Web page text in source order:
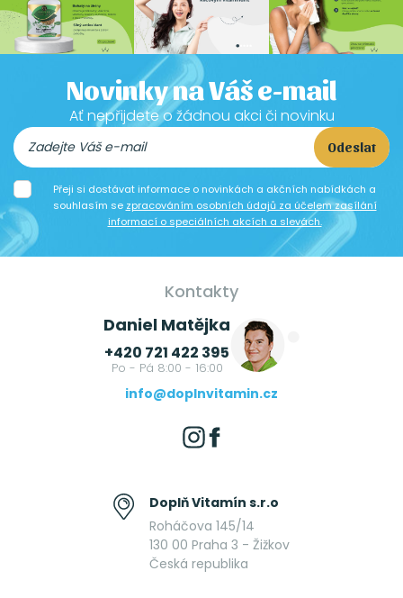
Novinky na Váš e-mail
Ať nepřijdete o žádnou akci či novinku
Odeslat
Přeji si dostávat informace o novinkách a akčních nabídkách a
souhlasím se zpracováním osobních údajů za účelem zasílání
informací o speciálních akcích a slevách.
Kontakty
Daniel Matějka
+420 721 422 395
Po - Pá 8:00 - 16:00
info@doplnvitamin.cz
Doplň Vitamín s.r.o
Roháčova 145/14
130 00 Praha 3 - Žižkov
Česká republika